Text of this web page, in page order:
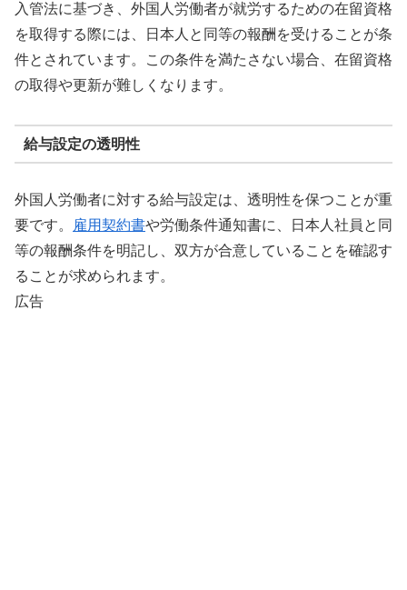
入管法に基づき、外国人労働者が就労するための在留資格
を取得する際には、日本人と同等の報酬を受けることが条
件とされています。この条件を満たさない場合、在留資格
の取得や更新が難しくなります。
給与設定の透明性
外国人労働者に対する給与設定は、透明性を保つことが重
要です。
雇用契約書や労働条件通知書に、日本人社員と同
等の報酬条件を明記し、双方が合意していることを確認す
ることが求められます。
広告